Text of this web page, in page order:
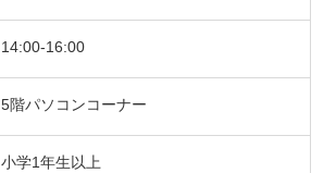
14:00-16:00
5階パソコンコーナー
小学1年生以上